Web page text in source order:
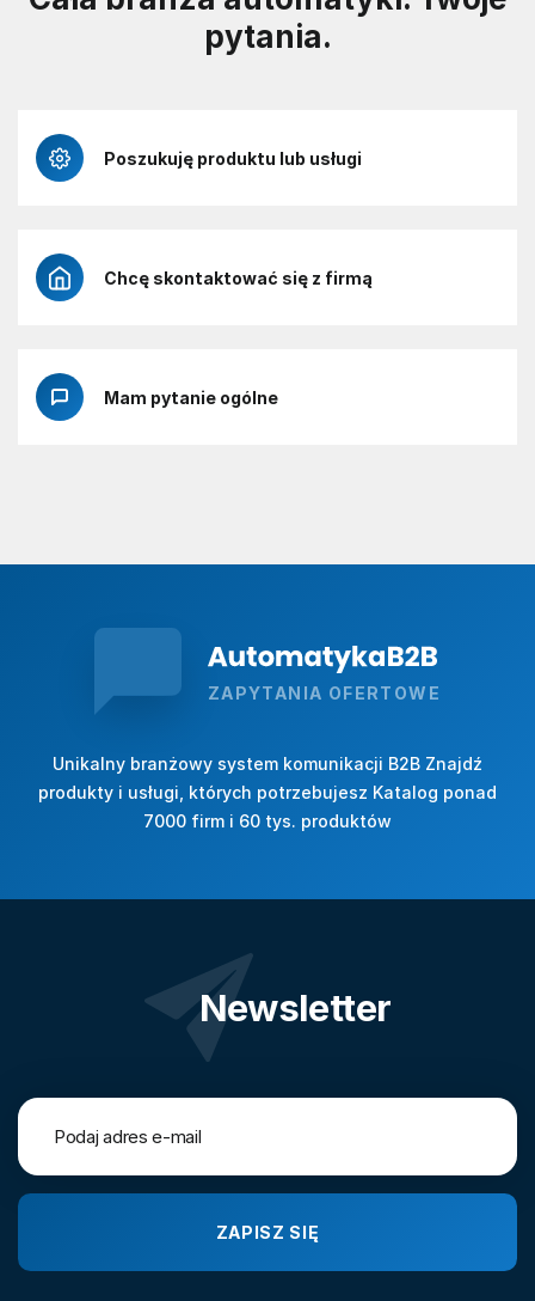
pytania.
Poszukuję produktu lub usługi
Chcę skontaktować się z firmą
Mam pytanie ogólne
ZAPYTANIA OFERTOWE
Unikalny branżowy system komunikacji B2B Znajdź
produkty i usługi, których potrzebujesz Katalog ponad
7000 firm i 60 tys. produktów
Newsletter